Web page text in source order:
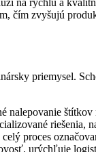
čím zvyšujú
priemysel.
nalepovanie
riešenia,
proces
urýchľuje